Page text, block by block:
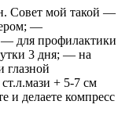
Совет мой такой —
—
— для профилактики
3 дня; — на
глазной
+ 5-7 см
и делаете компресс